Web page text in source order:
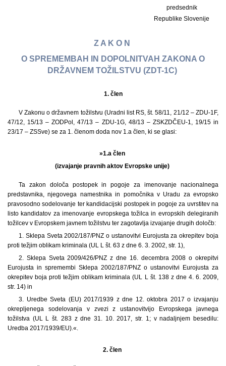
predsednik
Republike Slovenije
Z A K O N
O SPREMEMBAH IN DOPOLNITVAH ZAKONA O
DRŽAVNEM TOŽILSTVU (ZDT-1C)
1. člen
V Zakonu o državnem tožilstvu (Uradni list RS, št. 58/11, 21/12 – ZDU-1F,
47/12, 15/13 – ZODPol, 47/13 – ZDU-1G, 48/13 – ZSKZDČEU-1, 19/15 in
23/17 – ZSSve) se za 1. členom doda nov 1.a člen, ki se glasi:
»1.a člen
(izvajanje pravnih aktov Evropske unije)
Ta zakon določa postopek in pogoje za imenovanje nacionalnega
predstavnika, njegovega namestnika in pomočnika v Uradu za evropsko
pravosodno sodelovanje ter kandidacijski postopek in pogoje za uvrstitev na
listo kandidatov za imenovanje evropskega tožilca in evropskih delegiranih
tožilcev v Evropskem javnem tožilstvu ter zagotavlja izvajanje drugih določb:
1. Sklepa Sveta 2002/187/PNZ o ustanovitvi Eurojusta za okrepitev boja
proti težjim oblikam kriminala (UL L št. 63 z dne 6. 3. 2002, str. 1),
2. Sklepa Sveta 2009/426/PNZ z dne 16. decembra 2008 o okrepitvi
Eurojusta in spremembi Sklepa 2002/187/PNZ o ustanovitvi Eurojusta za
okrepitev boja proti težjim oblikam kriminala (UL L št. 138 z dne 4. 6. 2009,
str. 14) in
3. Uredbe Sveta (EU) 2017/1939 z dne 12. oktobra 2017 o izvajanju
okrepljenega sodelovanja v zvezi z ustanovitvijo Evropskega javnega
tožilstva (UL L št. 283 z dne 31. 10. 2017, str. 1; v nadaljnjem besedilu:
Uredba 2017/1939/EU).«.
2. člen